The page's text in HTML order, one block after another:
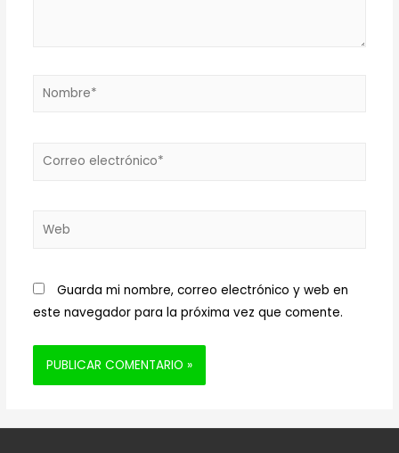
Nombre*
Correo
Web
Guarda mi nombre, correo electrónico y web en
este navegador para la próxima vez que comente.